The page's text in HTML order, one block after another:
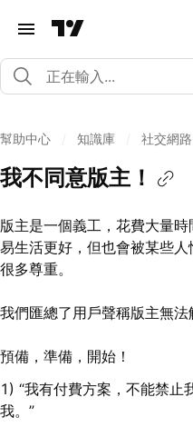
幫助中心 知識庫 社交網路
我不同意版主！
版主是一個義工，花費大量
易生活更好，但也會被某些
很多尊重。
我們匯總了用戶聲稱版主無法
預備，準備，開始！
1) “我有付費方案，不能禁止
我。”